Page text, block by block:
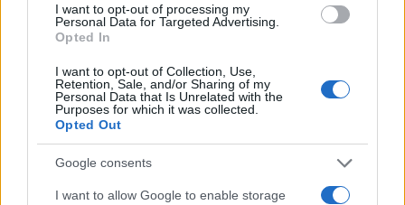
I want to opt-out of processing my
Personal Data for Targeted Advertising.
Opted In
I want to opt-out of Collection, Use,
Retention, Sale, and/or Sharing of my
Personal Data that Is Unrelated with the
Purposes for which it was collected.
Opted Out
Google consents
I want to allow Google to enable storage
ΧΑΤΣΙΚΟ
Ακολουθήστε το Νewsit.gr στοGoogle News
ενημερωθείτε πρώτοι για όλη την ειδησεογραφία και τα
τελευταία νέατης ημέρας